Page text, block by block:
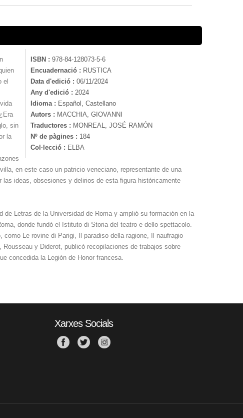
ISBN : 978-84-128073-5-6
Encuadernació : RUSTICA
Data d'edició : 06/11/2024
Any d'edició : 2024
Idioma : Español, Castellano
Autors : MACCHIA, GIOVANNI
Traductores : MONREAL, JOSÉ RAMÓN
Nº de pàgines : 184
Col·lecció : ELBA
el
sin
la
en este caso un patricio veneciano, representante de una
ideas, obsesiones y delirios de esta figura históricamente
Letras de la Universidad de Roma y amplió su formación en la
donde fundó el Istituto di Storia del teatro e dello spettacolo.
Le rovine di Parigi, Il paradiso della ragione, Il naufragio
y Diderot, publicó recopilaciones de trabajos sobre
concedida la Legión de Honor francesa.
Xarxes Socials